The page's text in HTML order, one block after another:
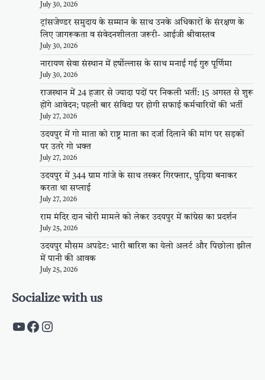
July 30, 2026
ट्रांसजेण्डर समुदाय के सम्मान के साथ उनके अधिकारों के संरक्षण के
लिए जागरूकता व संवेदनशीलता जरूरी- आईजी श्रीवास्तव
July 30, 2026
नारायण सेवा संस्थान में हर्षोल्लास के साथ मनाई गई गुरु पूर्णिमा
July 30, 2026
राजस्थान में 24 हजार से ज्यादा पदों पर निकली भर्ती: 15 अगस्त से शुरू
होंगे आवेदन; पहली बार संविदा पर होगी सफाई कर्मचारियों की भर्ती
July 27, 2026
उदयपुर में गो माता को राष्ट्र माता का दर्जा दिलाने की मांग पर सड़कों
पर उतरे गो भक्त
July 27, 2026
उदयपुर में 344 ग्राम गांजे के साथ तस्कर गिरफ्तार, पुड़िया बनाकर
करता था सप्लाई
July 27, 2026
राम मंदिर दान चोरी मामले को लेकर उदयपुर में कांग्रेस का प्रदर्शन
July 25, 2026
उदयपुर मौसम अपडेट: भारी बारिश का येलो अलर्ट और पिछोला झील
में पानी की आवक
July 25, 2026
Socialize with us
https://www.youtube.com/c/
https://www.facebook.com/
Instagram